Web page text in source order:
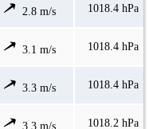
2.8 m/s 1018.4 hPa
3.1 m/s 1018.4 hPa
3.3 m/s 1018.4 hPa
3.3 m/s 1018.2 hPa